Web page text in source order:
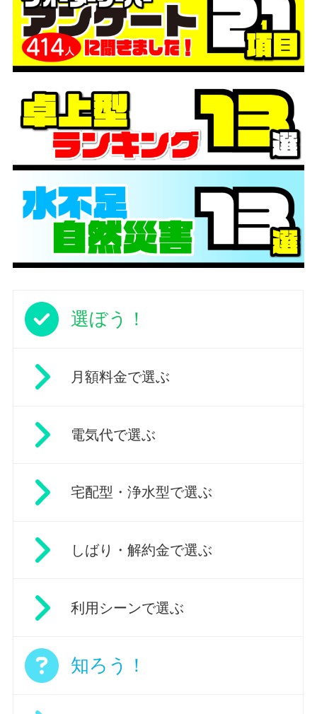
選ぼう！
月額料金で選ぶ
電気代で選ぶ
宅配型・浄水型で選ぶ
しばり・解約金で選ぶ
利用シーンで選ぶ
知ろう！